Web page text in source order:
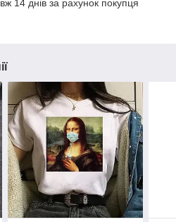
14 днів за рахунок покупця